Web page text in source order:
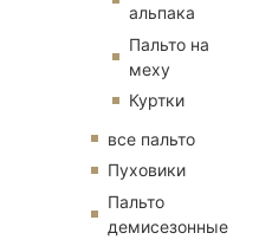
альпака
Пальто на
меху
Куртки
все пальто
Пуховики
Пальто
демисезонные